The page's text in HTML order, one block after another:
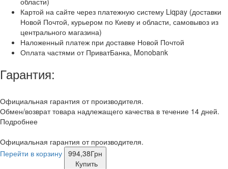
Картой на сайте через платежную систему Liqpay (доставки
Новой Почтой, курьером по Киеву и области, самовывоз из
центрального магазина)
Наложенный платеж при доставке Новой Почтой
Оплата частями от ПриватБанка, Monobank
Гарантия:
Официальная гарантия от производителя.
Обмен/возврат товара надлежащего качества в течение 14 дней.
Подробнее
Официальная гарантия от производителя.
Перейти в корзину 994,38Грн
Купить